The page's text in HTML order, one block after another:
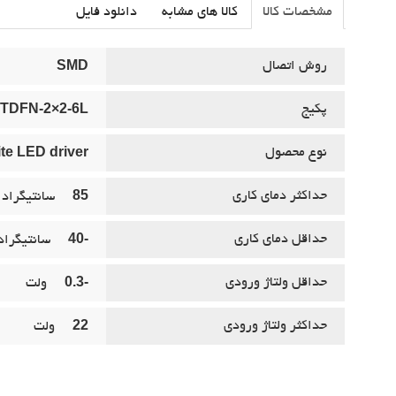
مشخصات کالا کالا های مشابه دانلود فایل
روش اتصال SMD
پکيج TDFN-2×2-6L
نوع محصول LED driver
حداکثر دماي کاري 85 سانتيگراد
حداقل دماي کاري -40
حداقل ولتاژ ورودي -0.3 ولت
حداکثر ولتاژ ورودي 22 ولت